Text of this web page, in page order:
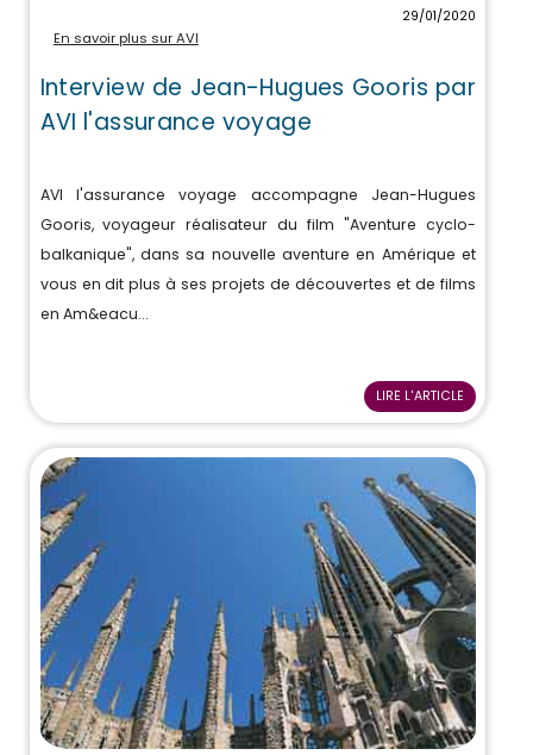
29/01/2020
En savoir plus sur AVI
Interview de Jean-Hugues Gooris par
AVI l'assurance voyage
AVI l'assurance voyage accompagne Jean-Hugues
Gooris, voyageur réalisateur du film "Aventure cyclo-
balkanique", dans sa nouvelle aventure en Amérique et
vous en dit plus à ses projets de découvertes et de films
en Am&eacu...
LIRE L'ARTICLE